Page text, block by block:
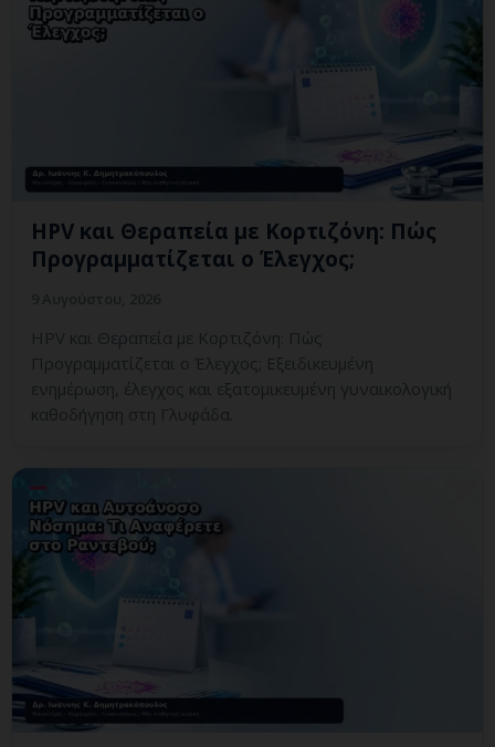
HPV και Θεραπεία με Κορτιζόνη: Πώς
Προγραμματίζεται ο Έλεγχος;
HPV και Θεραπεία με Κορτιζόνη: Πώς
Προγραμματίζεται ο Έλεγχος; Εξειδικευμένη
ενημέρωση, έλεγχος και εξατομικευμένη γυναικολογική
καθοδήγηση στη Γλυφάδα.